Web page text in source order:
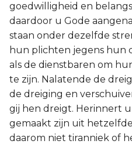
goedwilligheid en
daardoor u Gode
staan onder dezelfde
hun plichten jegens hun
als de dienstbaren om
te zijn. Nalatende de
de dreiging en
gij hen dreigt. Herinnert
gemaakt zijn uit
daarom niet tiranniek of